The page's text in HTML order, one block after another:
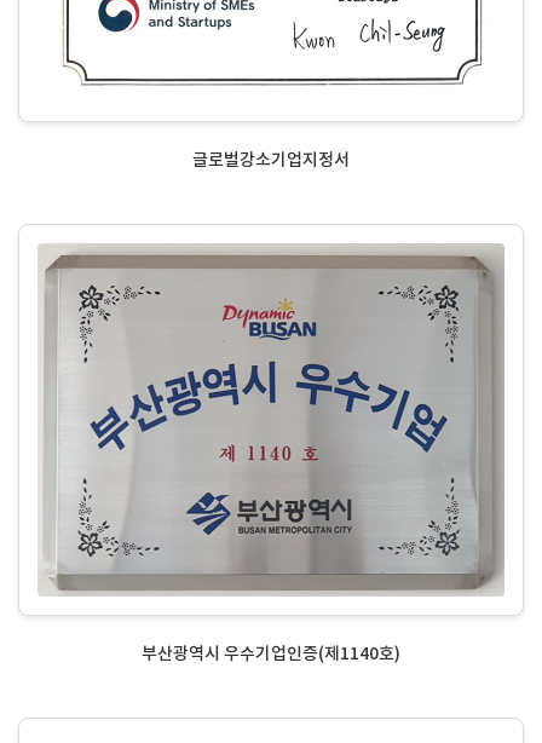
글로벌강소기업지정서
부산광역시 우수기업인증(제1140호)